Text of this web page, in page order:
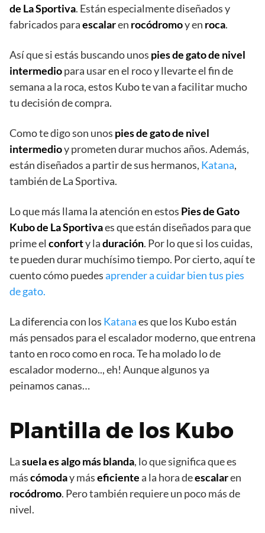
de La Sportiva. Están especialmente diseñados y
fabricados paraescalaren rocódromoy en roca.
Así que si estás buscando unos pies de gato de nivel
intermediopara usar en el roco y llevarte el fin de
semana a la roca, estos Kubo te van a facilitar mucho
tu decisión de compra.
Como te digo son unos pies de gato de nivel
intermedioy prometen durar muchos años. Además,
están diseñados a partir de sus hermanos, Katana,
también de La Sportiva.
Lo que más llama la atención en estos Pies de Gato
Kubo de La Sportivaes que están diseñados para que
prime el conforty laduración. Por lo que si los cuidas,
te pueden durar muchísimo tiempo. Por cierto, aquí te
cuento cómo puedesaprender a cuidar bien tus pies
de gato.
La diferencia con los Katanaes que los Kubo están
más pensados para el escalador moderno, que entrena
tanto en roco como en roca. Te ha molado lo de
escalador moderno.., eh! Aunque algunos ya
peinamos canas…
Plantilla de los Kubo
Lasuela es algo más blanda, lo que significa que es
máscómoday máseficientea la hora deescalaren
rocódromo. Pero también requiere un poco más de
nivel.